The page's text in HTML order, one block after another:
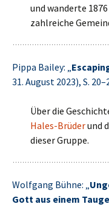
und wanderte
zahlreiche
Pippa Bailey: „
31. August 2023), S.
Über die
Hales-Brüderund
dieser Gruppe.
Wolfgang Bühne: „
Gott aus einem